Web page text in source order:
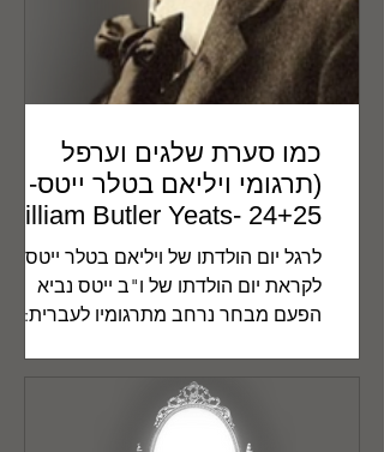
כמו סערת שלגים וערפל
(תרגומי ויליאם בטלר ייטס-
24+25 -William Butler Yeats)
לרגל יום הולדתו של ויליאם בטלר ייטס
לקראת יום הולדתו של ו"ב ייטס נביא
הפעם מבחר נרחב מתרגומיו לעברית: